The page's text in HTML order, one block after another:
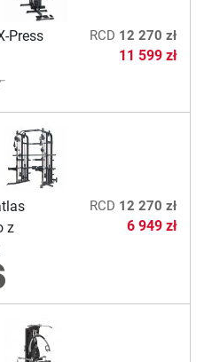
Press
RCD 12 270 zł
11 599 zł
z
RCD 12 270 zł
6 949 zł